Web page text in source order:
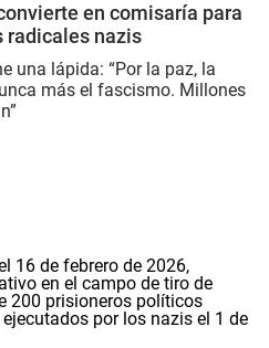
en comisaría para
radicales nazis
una lápida: “Por la paz, la
más el fascismo. Millones